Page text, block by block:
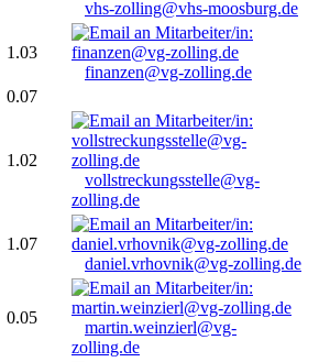
vhs-zolling@vhs-moosburg.de
1.03
finanzen@vg-zolling.de
0.07
1.02
vollstreckungsstelle@vg-
zolling.de
1.07
daniel.vrhovnik@vg-zolling.de
0.05
martin.weinzierl@vg-
zolling.de